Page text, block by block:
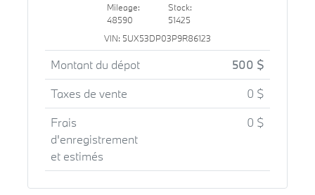
Mileage:
48590
Stock:
51425
VIN: 5UX53DP03P9R86123
Montant du dépot
500 $
Taxes de vente
0 $
Frais
d'enregistrement
et estimés
0 $